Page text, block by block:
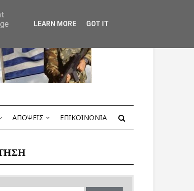
ΑΠΟΨΕΙΣ ΕΠΙΚΟΙΝΩΝΙΑ
LEARN MORE GOT IT